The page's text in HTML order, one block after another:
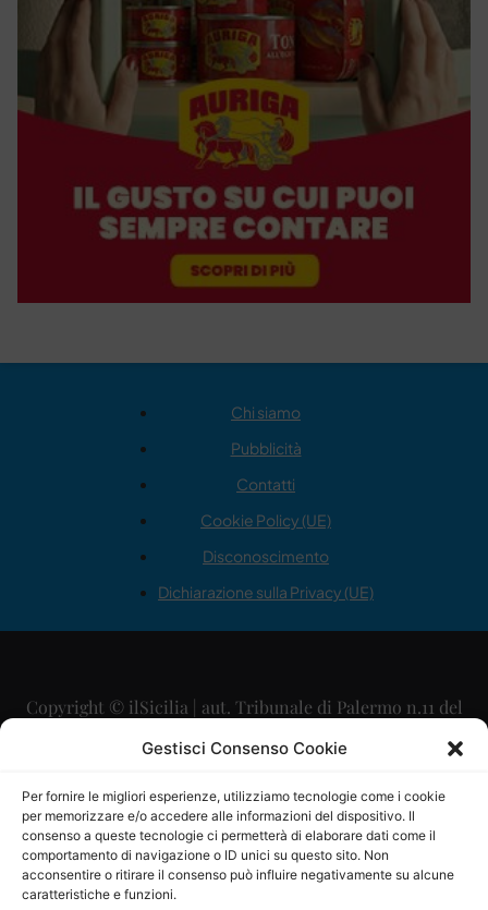
Gestisci Consenso Cookie
Per fornire le migliori esperienze, utilizziamo tecnologie come i cookie
per memorizzare e/o accedere alle informazioni del dispositivo. Il
consenso a queste tecnologie ci permetterà di elaborare dati come il
comportamento di navigazione o ID unici su questo sito. Non
acconsentire o ritirare il consenso può influire negativamente su alcune
caratteristiche e funzioni.
Chi siamo
Pubblicità
Contatti
Cookie Policy (UE)
Disconoscimento
Dichiarazione sulla Privacy (UE)
Copyright © ilSicilia | aut. Tribunale di Palermo n.11 del
29/09/2015
Direttore Editoriale: Maurizio Scaglione
Direttore Responsabile: Maria Calabrese